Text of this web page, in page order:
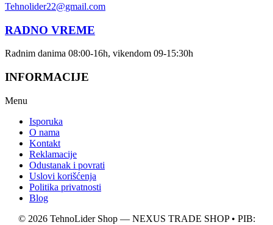
Tehnolider22@gmail.com
RADNO VREME
Radnim danima 08:00-16h, vikendom 09-15:30h
INFORMACIJE
Menu
Isporuka
O nama
Kontakt
Reklamacije
Odustanak i povrati
Uslovi korišćenja
Politika privatnosti
Blog
© 2026 TehnoLider Shop — NEXUS TRADE SHOP • PIB: